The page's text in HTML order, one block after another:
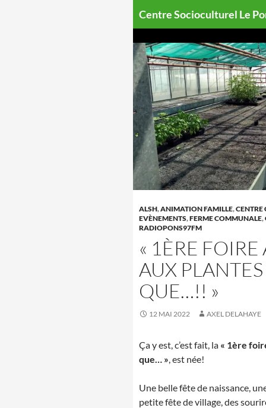
Centre Socioculturel Le
ALSH,ANIMATION FAMILLE,CENTRE
EVÈNEMENTS,FERME COMMUNALE,
RADIOPONS97FM
« 1ÈRE
AUX PLANTES
QUE…!! »
12 MAI 2022 AXEL DELAHAYE
Ça y est, c’est fait, la « 1ère
que… », est née!
Une belle fête de naissance,
petite fête de village, des